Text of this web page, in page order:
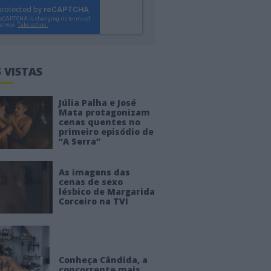
VISTAS
Júlia Palha e José
Mata protagonizam
cenas quentes no
primeiro episódio de
“A Serra”
As imagens das
cenas de sexo
lésbico de Margarida
Corceiro na TVI
Conheça Cândida, a